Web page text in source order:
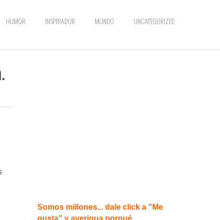
HUMOR INSPIRADOR MUNDO UNCATEGORIZED
Somos millones... dale click a "Me
gusta" y averigua porqué